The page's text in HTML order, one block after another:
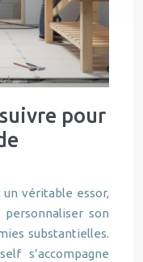
pour
véritable essor,
son
substantielles.
s’accompagne